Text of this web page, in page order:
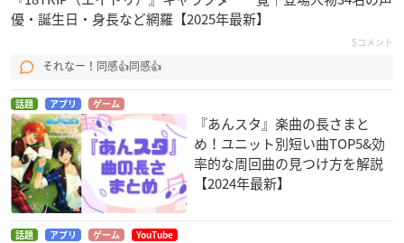
優・誕生日・身長など網羅【2025年最新】
5コメント
それなー！同感👍同感👍
話題 アプリ ゲーム
『あんスタ』楽曲の長さまと
め！ユニット別短い曲TOP5&効
率的な周回曲の見つけ方を解説
【2024年最新】
話題 アプリ ゲーム YouTube